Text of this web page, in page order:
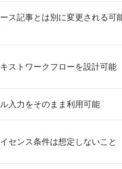
ス記事とは別に変更される可
ストワークフローを設計可能
入力をそのまま利用可能
センス条件は想定しないこと